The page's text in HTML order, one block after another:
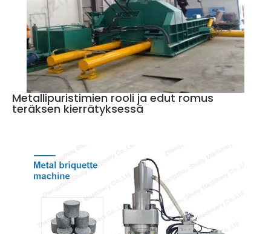
Metallipuristimien rooli ja edut romus
teräksen kierrätyksessä